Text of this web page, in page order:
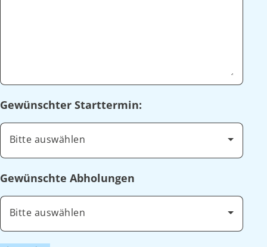
Gewünschter Starttermin:
Bitte auswählen
Gewünschte Abholungen
Bitte auswählen